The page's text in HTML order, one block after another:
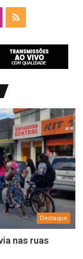
RSS
Destaque
nas ruas